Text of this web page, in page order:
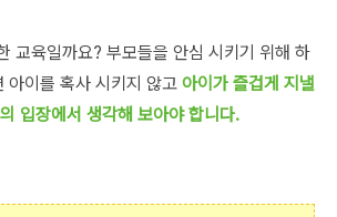
교육일까요? 부모들을 안심 시키기 위해 하
아이를 혹사 시키지 않고 아이가 즐겁게 지낼
입장에서 생각해 보아야 합니다.